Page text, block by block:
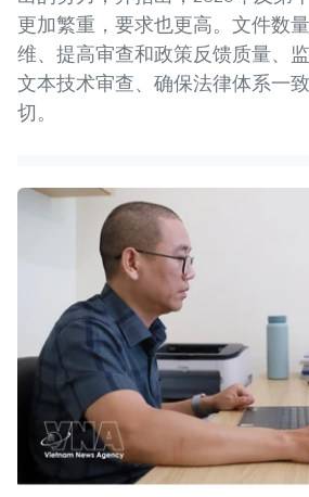
更加繁重，要求也更高。文件数
维、提高审查和政策反馈质量、
文本技术审查、确保法律体系一
切。